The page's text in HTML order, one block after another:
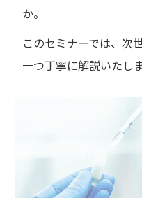
か。
このセミナーでは、次
一つ丁寧に解説いたしま